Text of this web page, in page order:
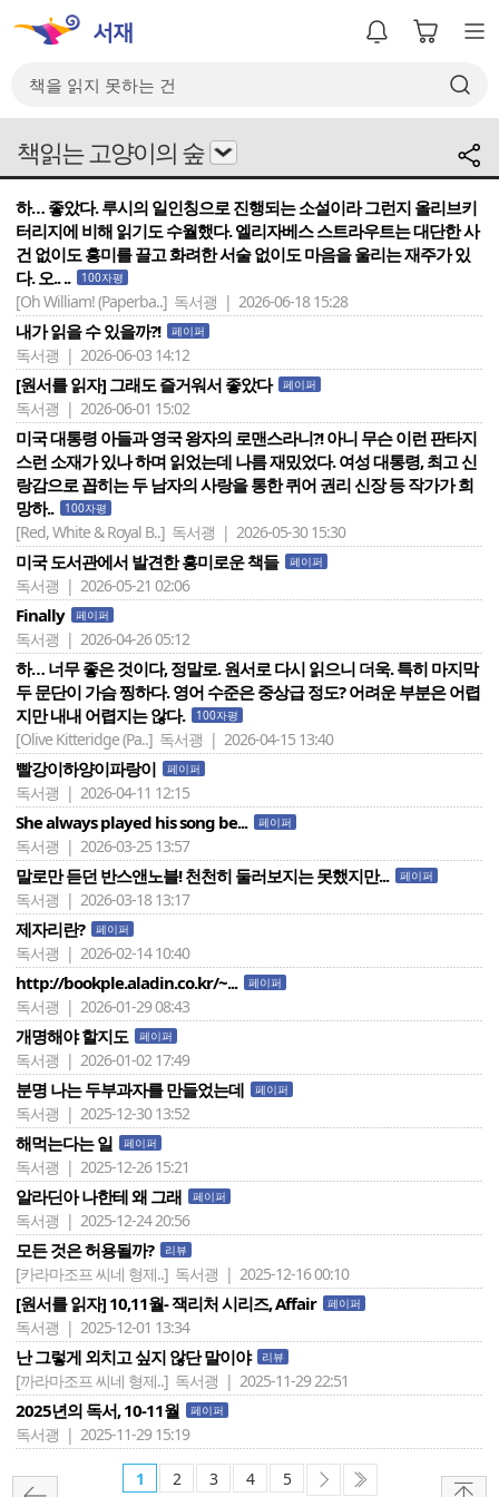
책읽는 고양이의 숲
하… 좋았다. 루시의 일인칭으로 진행되는 소설이라 그런지 올리브키
터리지에 비해 읽기도 수월했다. 엘리자베스 스트라우트는 대단한 사
건 없이도 흥미를 끌고 화려한 서술 없이도 마음을 울리는 재주가 있
다. 오.. ..
100자평
[Oh William! (Paperba..] 독서괭 | 2026-06-18 15:28
내가 읽을 수 있을까?! 페이퍼
독서괭 | 2026-06-03 14:12
[원서를 읽자] 그래도 즐거워서 좋았다 페이퍼
독서괭 | 2026-06-01 15:02
미국 대통령 아들과 영국 왕자의 로맨스라니?! 아니 무슨 이런 판타지
스런 소재가 있나 하며 읽었는데 나름 재밌었다. 여성 대통령, 최고 신
랑감으로 꼽히는 두 남자의 사랑을 통한 퀴어 권리 신장 등 작가가 희
망하..
100자평
[Red, White & Royal B..] 독서괭 | 2026-05-30 15:30
미국 도서관에서 발견한 흥미로운 책들 페이퍼
독서괭 | 2026-05-21 02:06
Finally 페이퍼
독서괭 | 2026-04-26 05:12
하… 너무 좋은 것이다, 정말로. 원서로 다시 읽으니 더욱. 특히 마지막
두 문단이 가슴 찡하다. 영어 수준은 중상급 정도? 어려운 부분은 어렵
지만 내내 어렵지는 않다.
100자평
[Olive Kitteridge (Pa..] 독서괭 | 2026-04-15 13:40
빨강이하양이파랑이 페이퍼
독서괭 | 2026-04-11 12:15
She always played his song be... 페이퍼
독서괭 | 2026-03-25 13:57
말로만 듣던 반스앤노블! 천천히 둘러보지는 못했지만... 페이퍼
독서괭 | 2026-03-18 13:17
제자리란? 페이퍼
독서괭 | 2026-02-14 10:40
http://bookple.aladin.co.kr/~... 페이퍼
독서괭 | 2026-01-29 08:43
개명해야 할지도 페이퍼
독서괭 | 2026-01-02 17:49
분명 나는 두부과자를 만들었는데 페이퍼
독서괭 | 2025-12-30 13:52
해먹는다는 일 페이퍼
독서괭 | 2025-12-26 15:21
알라딘아 나한테 왜 그래 페이퍼
독서괭 | 2025-12-24 20:56
모든 것은 허용될까? 리뷰
[카라마조프 씨네 형제..] 독서괭 | 2025-12-16 00:10
[원서를 읽자] 10,11월- 잭리처 시리즈, Affair 페이퍼
독서괭 | 2025-12-01 13:34
난 그렇게 외치고 싶지 않단 말이야 리뷰
[까라마조프 씨네 형제..] 독서괭 | 2025-11-29 22:51
2025년의 독서, 10-11월 페이퍼
독서괭 | 2025-11-29 15:19
1 2 3 4 5